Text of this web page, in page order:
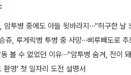
암투병 중에도 아들 뒷바라지⋯"허구한 날
쥬, 루게릭병 투병 중 사망⋯삐루빼도로
볼 수 없었던 이유⋯"암투병 숨겨, 전이
환영’ 첫 일자리 도전 설명서